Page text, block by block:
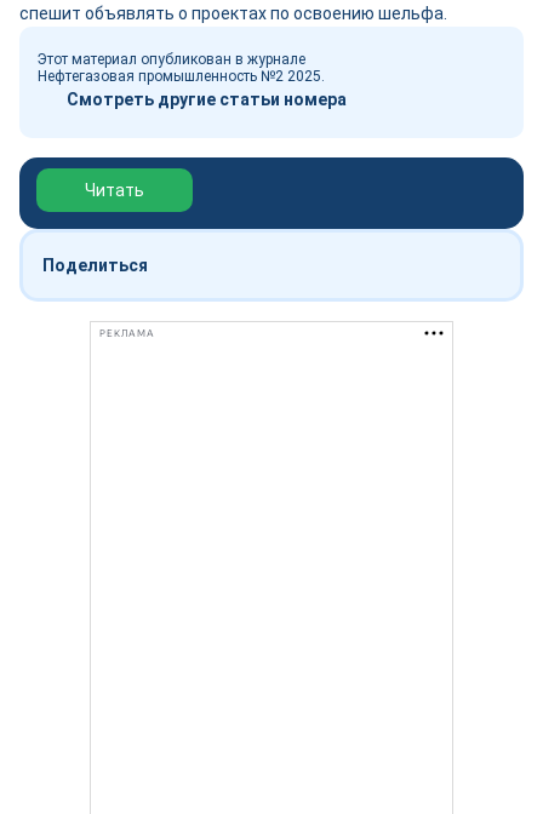
спешит объявлять о проектах по освоению шельфа.
Этот материал опубликован в журнале
Нефтегазовая промышленность №2 2025.
Смотреть другие статьи номера
Читать
Поделиться
РЕКЛАМА